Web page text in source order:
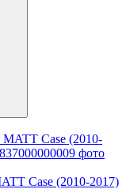
Case (2010-2017)